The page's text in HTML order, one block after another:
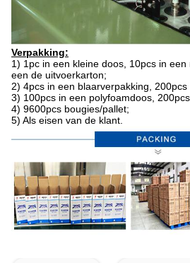
Verpakking:
1) 1pc in een kleine doos, 10pcs in
een de uitvoerkarton;
2) 4pcs in een blaarverpakking,
3) 100pcs in een polyfoamdoos,
4) 9600pcs bougies/pallet;
5) Als eisen van de klant.